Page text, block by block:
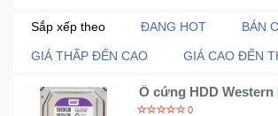
Sắp xếp theo ĐANG HOT BÁN
GIÁ THẤP ĐẾN CAO GIÁ CAO ĐẾN
Ổ cứng HDD Western
Chuyên cho đầu ghi
0